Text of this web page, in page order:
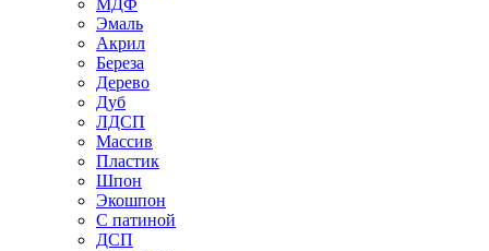
МДФ
Эмаль
Акрил
Береза
Дерево
Дуб
ЛДСП
Массив
Пластик
Шпон
Экошпон
С патиной
ДСП